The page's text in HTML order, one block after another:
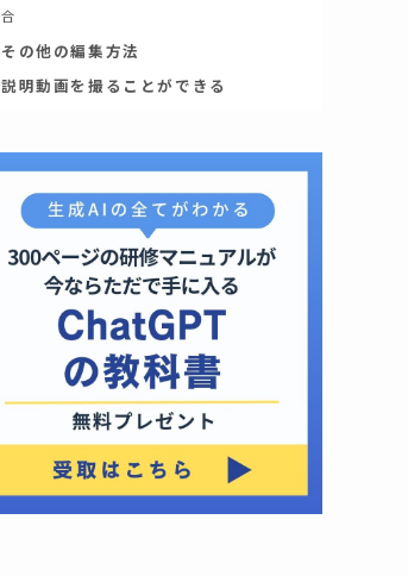
合
その他の編集方法
説明動画を撮ることができる